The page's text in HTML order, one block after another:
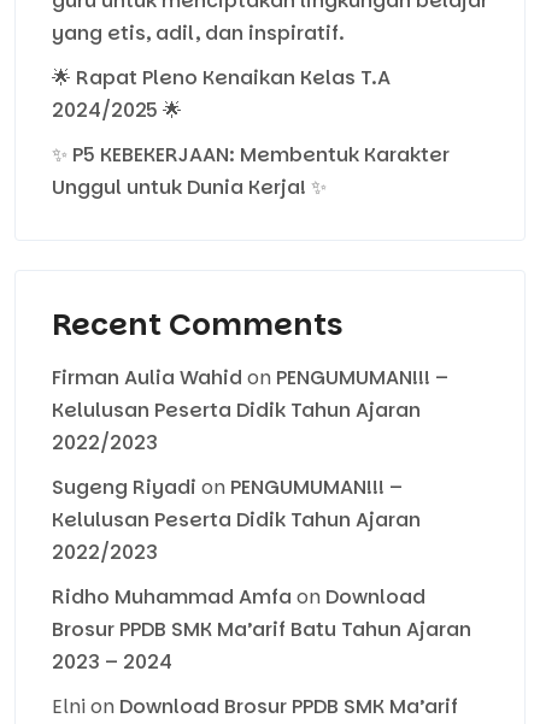
yang etis, adil, dan inspiratif.
🌟 Rapat Pleno Kenaikan Kelas T.A
2024/2025 🌟
✨ P5 KEBEKERJAAN: Membentuk Karakter
Unggul untuk Dunia Kerja! ✨
Recent Comments
Firman Aulia Wahid on PENGUMUMAN!!! –
Kelulusan Peserta Didik Tahun Ajaran
2022/2023
Sugeng Riyadi on PENGUMUMAN!!! –
Kelulusan Peserta Didik Tahun Ajaran
2022/2023
Ridho Muhammad Amfa on Download
Brosur PPDB SMK Ma’arif Batu Tahun Ajaran
2023 – 2024
Elnion Download Brosur PPDB SMK Ma’arif